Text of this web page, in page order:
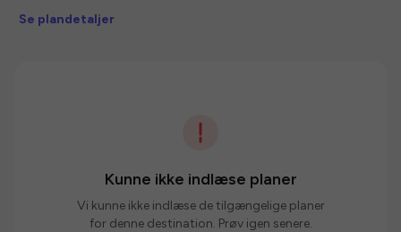
Se plandetaljer
Kunne ikke indlæse planer
Vi kunne ikke indlæse de tilgængelige planer
for denne destination. Prøv igen senere.